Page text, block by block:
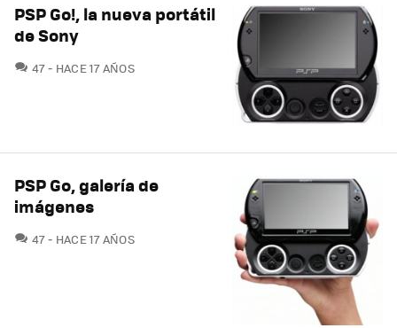
PSP Go!, la nueva portátil
de Sony
47COMENTARIOS
HACE 17 AÑOS
PSP Go, galería de
imágenes
47COMENTARIOS
HACE 17 AÑOS